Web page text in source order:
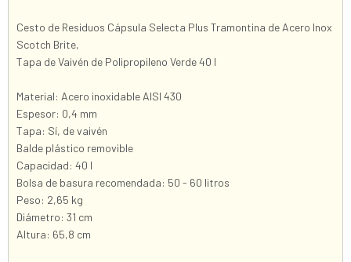
Cesto de Residuos Cápsula Selecta Plus Tramontina de Acero Inox
Scotch Brite,
Tapa de Vaivén de Polipropileno Verde 40 l
Material: Acero inoxidable AISI 430
Espesor: 0,4 mm
Tapa: Sí, de vaivén
Balde plástico removible
Capacidad: 40 l
Bolsa de basura recomendada: 50 - 60 litros
Peso: 2,65 kg
Diámetro: 31 cm
Altura: 65,8 cm